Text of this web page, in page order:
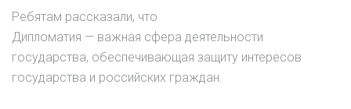
Ребятам рассказали, что
Дипломатия — важная сфера деятельности
государства, обеспечивающая защиту интересов
государства и российских граждан.